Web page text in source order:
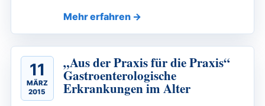
Mehr erfahren
11
MÄRZ
2015
„Aus der Praxis für die Praxis“
Gastroenterologische
Erkrankungen im Alter